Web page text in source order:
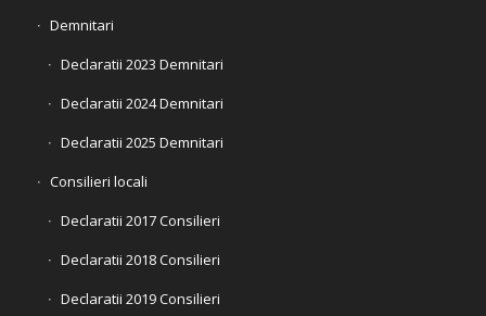
Demnitari
Declaratii 2023 Demnitari
Declaratii 2024 Demnitari
Declaratii 2025 Demnitari
Consilieri locali
Declaratii 2017 Consilieri
Declaratii 2018 Consilieri
Declaratii 2019 Consilieri